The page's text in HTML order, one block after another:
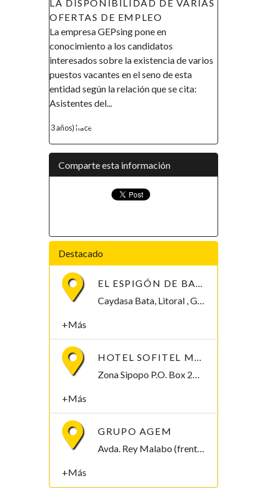
DISPONIBILIDAD DE VARIAS
DE EMPLEO
empresa GEPsing pone en
a los candidatos
sobre la existencia de varios
vacantes en el seno de esta
según la relación que se cita:
del...
ECUATORIAL
DE
AVISO DE
Gobierno de la República
Ecuatorial en el marco de
promover la inclusión y la
financiera, así como el
Comparte esta información
Destacado
+Más
+Más
GRUPO AGEM
+Más